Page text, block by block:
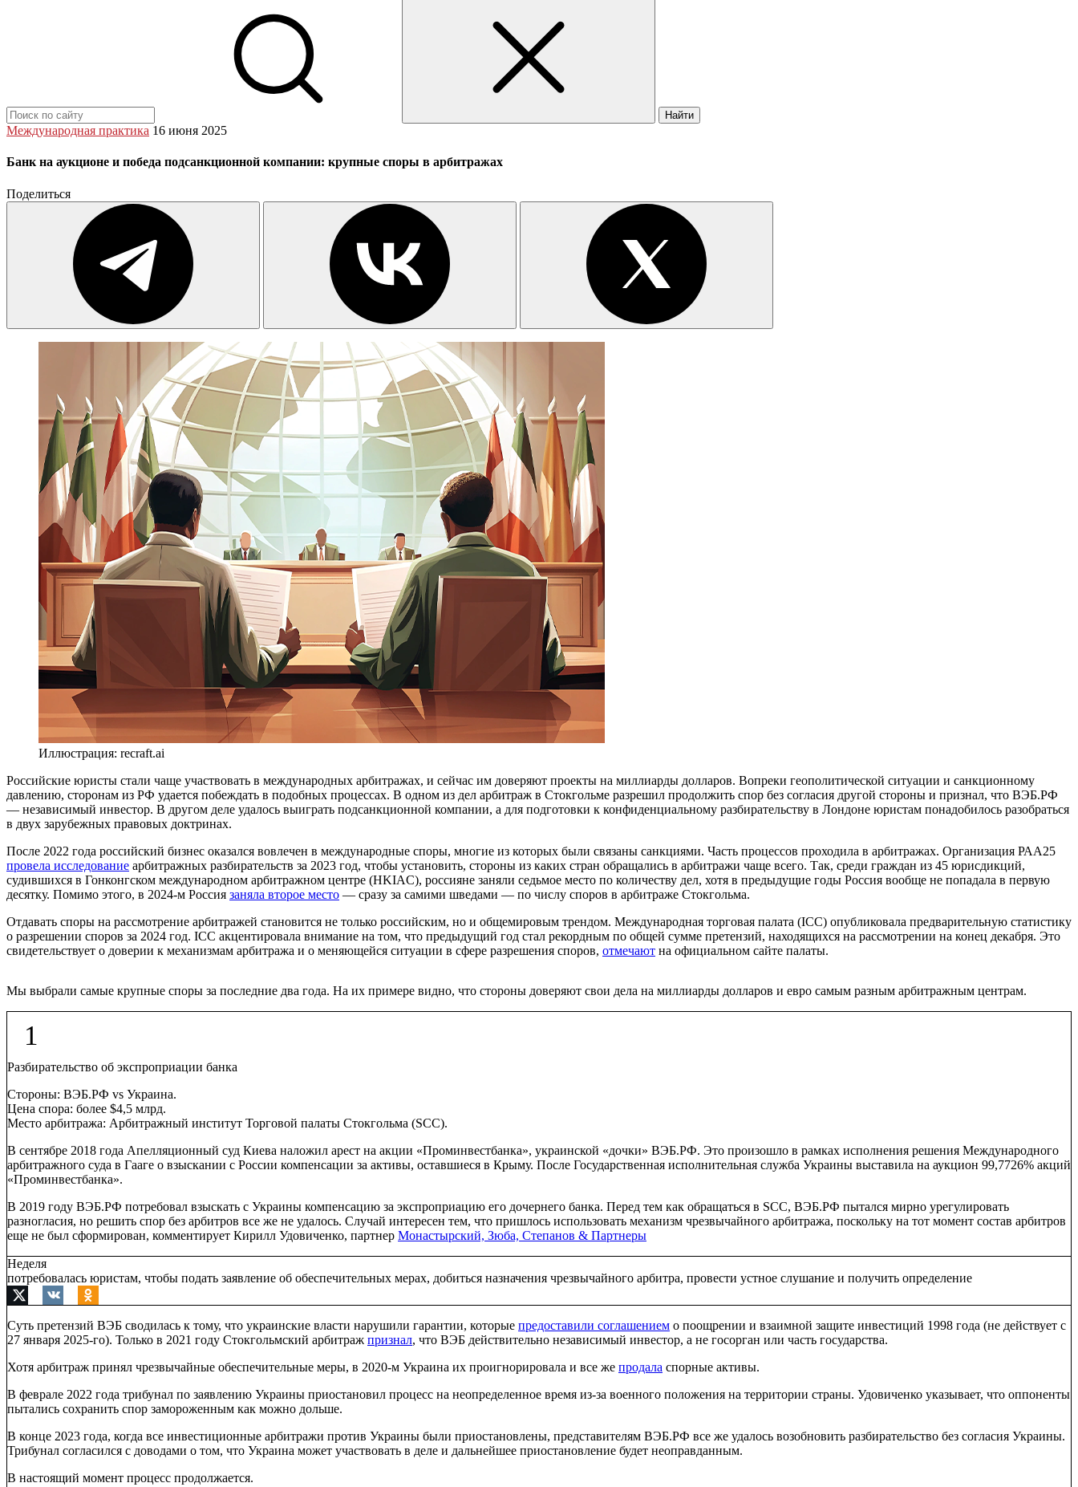
Найти
Международная практика 16 июня 2025
Банк на аукционе и победа подсанкционной компании: крупные споры в арбитражах
Поделиться
Иллюстрация: recraft.ai
Российские юристы стали чаще участвовать в международных арбитражах, и сейчас им доверяют проекты на миллиарды долларов. Вопреки геополитической ситуации и санкционному
давлению, сторонам из РФ удается побеждать в подобных процессах. В одном из дел арбитраж в Стокгольме разрешил продолжить спор без согласия другой стороны и признал, что ВЭБ.РФ
— независимый инвестор. В другом деле удалось выиграть подсанкционной компании, а для подготовки к конфиденциальному разбирательству в Лондоне юристам понадобилось разобраться
в двух зарубежных правовых доктринах.
После 2022 года российский бизнес оказался вовлечен в международные споры, многие из которых были связаны санкциями. Часть процессов проходила в арбитражах. Организация РАА25
провела исследование арбитражных разбирательств за 2023 год, чтобы установить, стороны из каких стран обращались в арбитражи чаще всего. Так, среди граждан из 45 юрисдикций,
судившихся в Гонконгском международном арбитражном центре (HKIAC), россияне заняли седьмое место по количеству дел, хотя в предыдущие годы Россия вообще не попадала в первую
десятку. Помимо этого, в 2024-м Россия заняла второе место — сразу за самими шведами — по числу споров в арбитраже Стокгольма.
Отдавать споры на рассмотрение арбитражей становится не только российским, но и общемировым трендом. Международная торговая палата (ICC) опубликовала предварительную статистику
о разрешении споров за 2024 год. ICC акцентировала внимание на том, что предыдущий год стал рекордным по общей сумме претензий, находящихся на рассмотрении на конец декабря. Это
свидетельствует о доверии к механизмам арбитража и о меняющейся ситуации в сфере разрешения споров, отмечают на официальном сайте палаты.
Мы выбрали самые крупные споры за последние два года. На их примере видно, что стороны доверяют свои дела на миллиарды долларов и евро самым разным арбитражным центрам.
1
Разбирательство об экспроприации банка
Стороны: ВЭБ.РФ vs Украина.
Цена спора: более $4,5 млрд.
Место арбитража: Арбитражный институт Торговой палаты Стокгольма (SCC).
В сентябре 2018 года Апелляционный суд Киева наложил арест на акции «Проминвестбанка», украинской «дочки» ВЭБ.РФ. Это произошло в рамках исполнения решения Международного
арбитражного суда в Гааге о взыскании с России компенсации за активы, оставшиеся в Крыму. После Государственная исполнительная служба Украины выставила на аукцион 99,7726% акций
«Проминвестбанка».
В 2019 году ВЭБ.РФ потребовал взыскать с Украины компенсацию за экспроприацию его дочернего банка. Перед тем как обращаться в SCC, ВЭБ.РФ пытался мирно урегулировать
разногласия, но решить спор без арбитров все же не удалось. Случай интересен тем, что пришлось использовать механизм чрезвычайного арбитража, поскольку на тот момент состав арбитров
еще не был сформирован, комментирует Кирилл Удовиченко, партнер Монастырский, Зюба, Степанов & Партнеры
Неделя
потребовалась юристам, чтобы подать заявление об обеспечительных мерах, добиться назначения чрезвычайного арбитра, провести устное слушание и получить определение
Суть претензий ВЭБ сводилась к тому, что украинские власти нарушили гарантии, которые предоставили соглашением о поощрении и взаимной защите инвестиций 1998 года (не действует с
27 января 2025-го). Только в 2021 году Стокгольмский арбитраж признал, что ВЭБ действительно независимый инвестор, а не госорган или часть государства.
Хотя арбитраж принял чрезвычайные обеспечительные меры, в 2020-м Украина их проигнорировала и все же продала спорные активы.
В феврале 2022 года трибунал по заявлению Украины приостановил процесс на неопределенное время из-за военного положения на территории страны. Удовиченко указывает, что оппоненты
пытались сохранить спор замороженным как можно дольше.
В конце 2023 года, когда все инвестиционные арбитражи против Украины были приостановлены, представителям ВЭБ.РФ все же удалось возобновить разбирательство без согласия Украины.
Трибунал согласился с доводами о том, что Украина может участвовать в деле и дальнейшее приостановление будет неоправданным.
В настоящий момент процесс продолжается.